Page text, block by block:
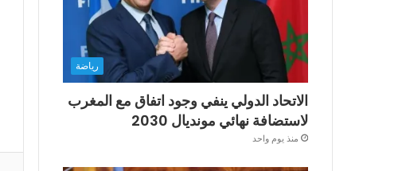
رياضة
الاتحاد الدولي ينفي وجود اتفاق مع المغرب
لاستضافة نهائي مونديال 2030
منذ يوم واحد